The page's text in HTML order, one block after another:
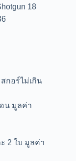
18
กอร์ไม่เกิน
น มูลค่า
2 ใบ มูลค่า